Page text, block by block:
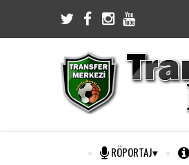
RÖPORTAJ